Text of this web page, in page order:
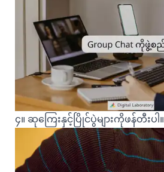
၄။ ဆုကြေးနှင့်ပြိုင်ပွဲများကိုဖန်တီးပါ။